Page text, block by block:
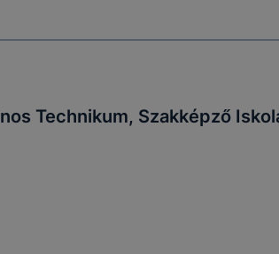
Technikum, Szakképző
[1]cookie-kat arra használjuk, hogy
információkat gyűjtenek, mint pl.,
a felhasználó a honlap mely
milyen hosszú volt az egyes
hibaüzenetek. Mindez